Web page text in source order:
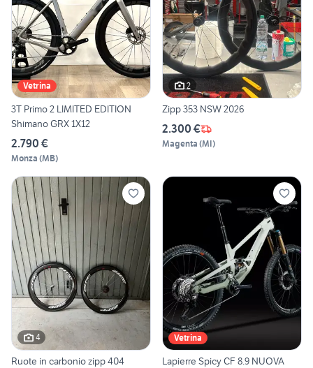
Vetrina
3T Primo 2 LIMITED EDITION
Shimano GRX 1X12
2.790 €
Monza (MB)
2
Zipp 353 NSW 2026
2.300 €
Magenta (MI)
4
Ruote in carbonio zipp 404
Vetrina
Lapierre Spicy CF 8.9 NUOVA